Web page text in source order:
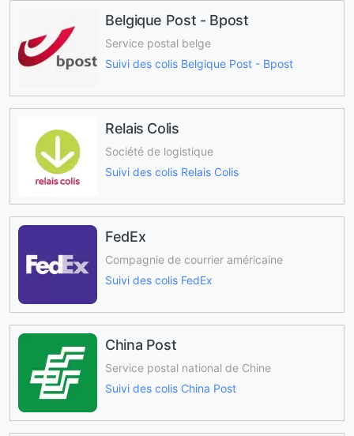
Belgique Post - Bpost
Service postal belge
Suivi des colis Belgique Post - Bpost
Relais Colis
Société de logistique
Suivi des colis Relais Colis
FedEx
Compagnie de courrier américaine
Suivi des colis FedEx
China Post
Service postal national de Chine
Suivi des colis China Post